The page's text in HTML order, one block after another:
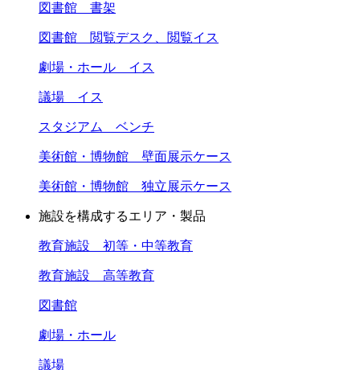
図書館 書架
図書館 閲覧デスク、閲覧イス
劇場・ホール イス
議場 イス
スタジアム ベンチ
美術館・博物館 壁面展示ケース
美術館・博物館 独立展示ケース
施設を構成するエリア・製品
教育施設 初等・中等教育
教育施設 高等教育
図書館
劇場・ホール
議場